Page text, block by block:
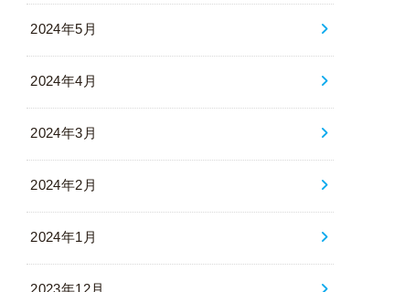
2024年5月
2024年4月
2024年3月
2024年2月
2024年1月